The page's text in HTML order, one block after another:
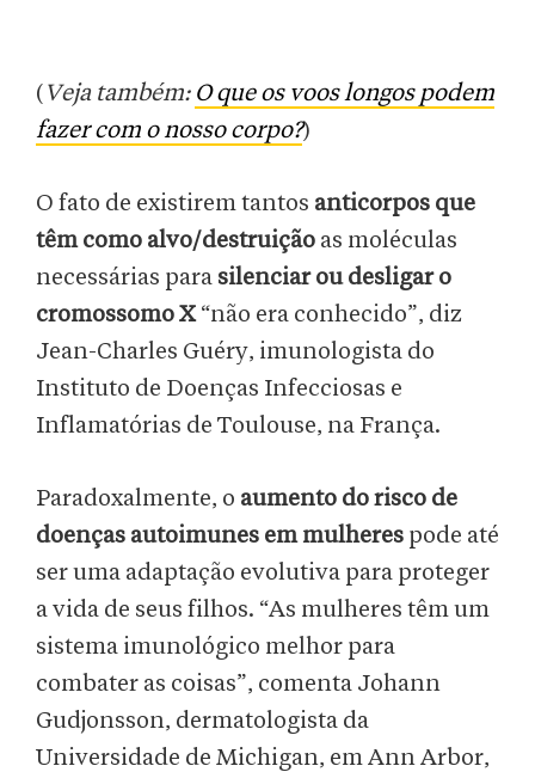
( Veja também: O que os voos longos podem
fazer com o nosso corpo?)
O fato de existirem tantos anticorpos que
têm como alvo/destruição as moléculas
necessárias para silenciar ou desligar o
cromossomo X“não era conhecido”, diz
Jean-Charles Guéry, imunologista do
Instituto de Doenças Infecciosas e
Inflamatórias de Toulouse, na França.
Paradoxalmente, o aumento do risco de
doenças autoimunes em mulheres pode até
ser uma adaptação evolutiva para proteger
a vida de seus filhos. “As mulheres têm um
sistema imunológico melhor para
combater as coisas”, comenta Johann
Gudjonsson, dermatologista da
Universidade de Michigan, em Ann Arbor,